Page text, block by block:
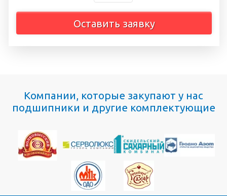
Оставить заявку
Компании, которые закупают у нас
подшипники и другие комплектующие